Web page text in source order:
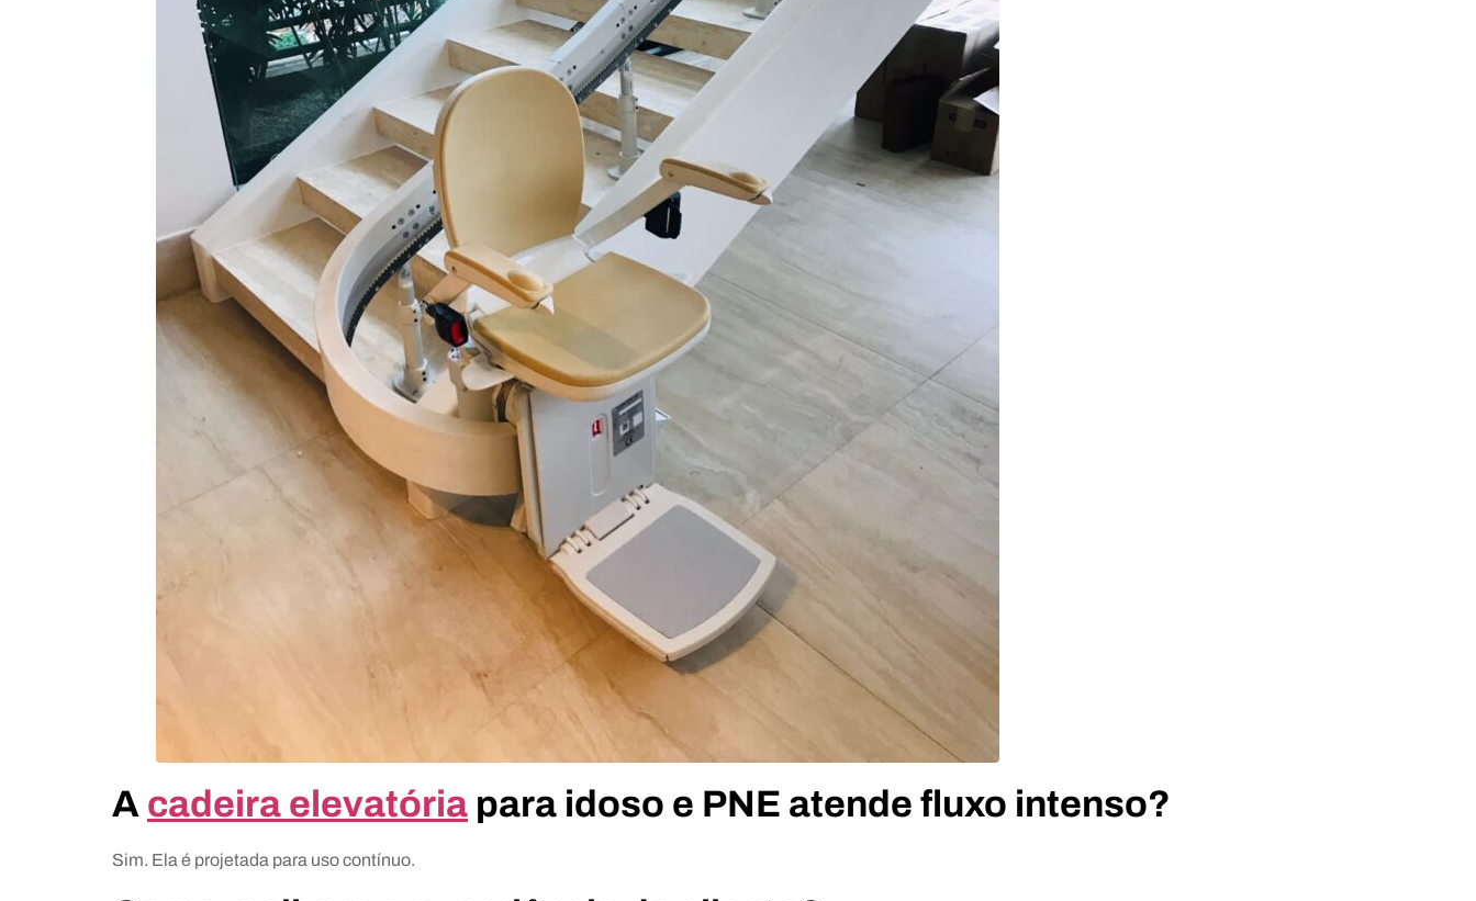
A cadeira elevatória para idoso e PNE atende fluxo intenso?
Sim. Ela é projetada para uso contínuo.